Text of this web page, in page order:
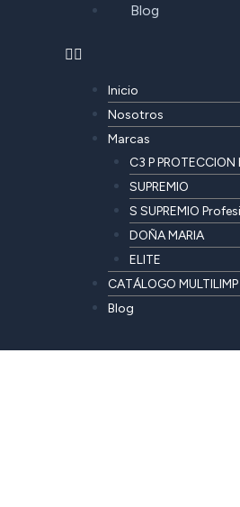
Blog
Inicio
Nosotros
Marcas
C3 P
SUPREMIO
S SUPREMIO
DOÑA MARIA
ELITE
CATÁLOGO
Blog